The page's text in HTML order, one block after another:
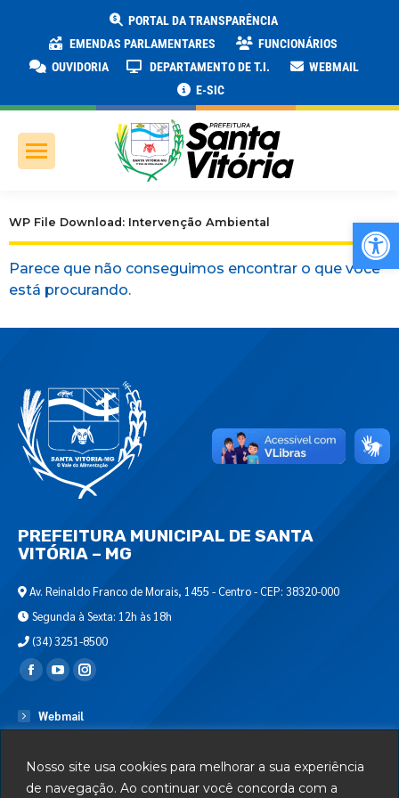
Nosso site usa cookies para melhorar a sua experiência
de navegação. Ao continuar você concorda com a
PORTAL DA TRANSPARÊNCIA
EMENDAS PARLAMENTARES
FUNCIONÁRIOS
OUVIDORIA
DEPARTAMENTO DE T.I.
WEBMAIL
E-SIC
WP File Download: Intervenção Ambiental
Parece que não conseguimos encontrar o que você
está procurando.
PREFEITURA MUNICIPAL DE SANTA
VITÓRIA – MG
Av. Reinaldo Franco de Morais, 1455 - Centro - CEP: 38320-000
Segunda à Sexta: 12h às 18h
(34) 3251-8500
Encontre-nos em:
Webmail
Serviços